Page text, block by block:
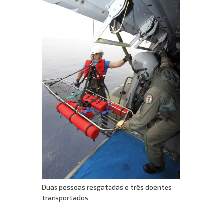
Duas pessoas resgatadas e três doentes
transportados